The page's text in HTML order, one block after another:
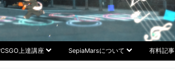
CSGO上達講座 SepiaMarsについて 有料記事